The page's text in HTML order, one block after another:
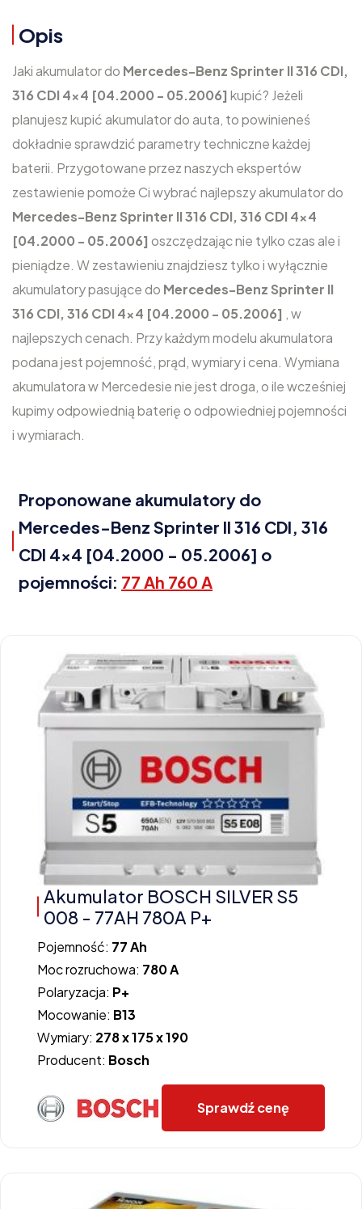
Opis
Jaki akumulator do Mercedes-Benz Sprinter II 316 CDI,
316 CDI 4x4 [04.2000 - 05.2006] kupić? Jeżeli
planujesz kupić akumulator do auta, to powinieneś
dokładnie sprawdzić parametry techniczne każdej
baterii. Przygotowane przez naszych ekspertów
zestawienie pomoże Ci wybrać najlepszy akumulator do
Mercedes-Benz Sprinter II 316 CDI, 316 CDI 4x4
[04.2000 - 05.2006] oszczędzając nie tylko czas ale i
pieniądze. W zestawieniu znajdziesz tylko i wyłącznie
akumulatory pasujące do Mercedes-Benz Sprinter II
316 CDI, 316 CDI 4x4 [04.2000 - 05.2006] , w
najlepszych cenach. Przy każdym modelu akumulatora
podana jest pojemność, prąd, wymiary i cena. Wymiana
akumulatora w Mercedesie nie jest droga, o ile wcześniej
kupimy odpowiednią baterię o odpowiedniej pojemności
i wymiarach.
Proponowane akumulatory do
Mercedes-Benz Sprinter II 316 CDI, 316
CDI 4x4 [04.2000 - 05.2006] o
pojemności: 77 Ah 760 A
Akumulator BOSCH SILVER S5
008 - 77AH 780A P+
Pojemność: 77 Ah
Moc rozruchowa: 780 A
Polaryzacja: P+
Mocowanie: B13
Wymiary: 278 x 175 x 190
Producent: Bosch
Sprawdź cenę